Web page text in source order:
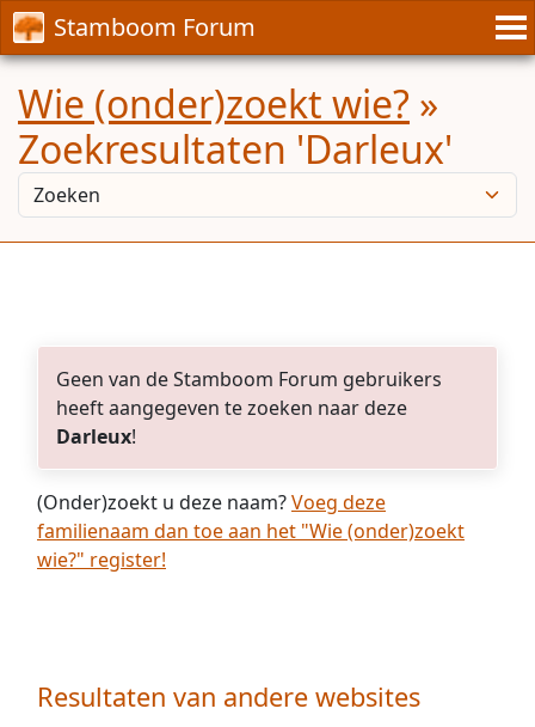
Stamboom Forum
Wie (onder)zoekt wie? »
Zoekresultaten 'Darleux'
Geen van de Stamboom Forum gebruikers
heeft aangegeven te zoeken naar deze
Darleux!
(Onder)zoekt u deze naam?Voeg deze
familienaam dan toe aan het "Wie (onder)zoekt
wie?" register!
Resultaten van andere websites